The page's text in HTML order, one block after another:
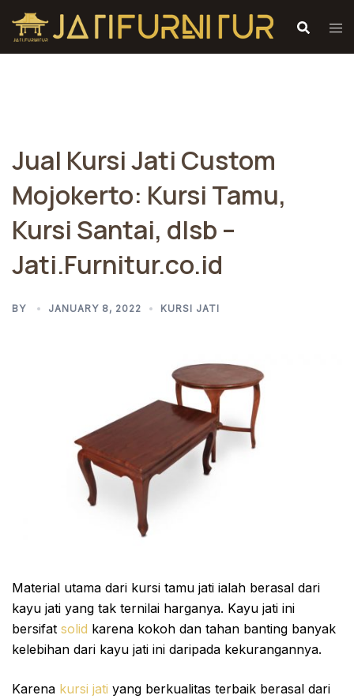
Skip
content
Jual Kursi Jati Custom
Mojokerto: Kursi Tamu,
Kursi Santai, dlsb –
Jati.Furnitur.co.id
BY JANUARY 8, 2022 KURSI JATI
Material utama dari kursi tamu jati ialah berasal dari
kayu jati yang tak ternilai harganya. Kayu jati ini
bersifat solid karena kokoh dan tahan banting banyak
kelebihan dari kayu jati ini daripada kekurangannya.
Karena kursi jati yang berkualitas terbaik berasal dari